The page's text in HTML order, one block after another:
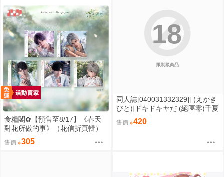
食糧閣✿【預售至8/17】《春天
對花所做的事》（花信折頁輯）
戀與深空／沈星回／祁煜／黎深
／秦徹／夏以晝／疊紙
售價 305
限制級商品
18
同人誌[040031332329][ (えかき
びと)]ドキドキヤだ (絕區零)千夏
售價 420